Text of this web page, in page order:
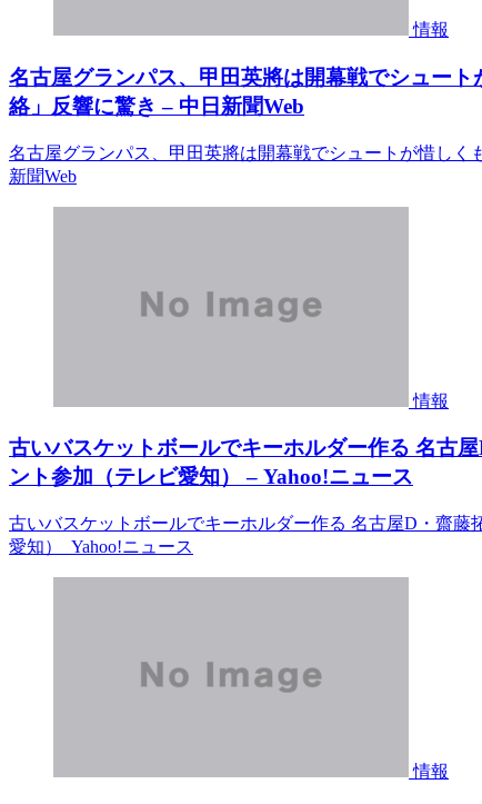
情報
名古屋グランパス、甲田英將は開幕戦でシュー
絡」反響に驚き – 中日新聞Web
名古屋グランパス、甲田英將は開幕戦でシュートが惜し
新聞Web
情報
古いバスケットボールでキーホルダー作る 名古
ント参加（テレビ愛知） – Yahoo!ニュース
古いバスケットボールでキーホルダー作る 名古屋D・齋
愛知） Yahoo!ニュース
情報